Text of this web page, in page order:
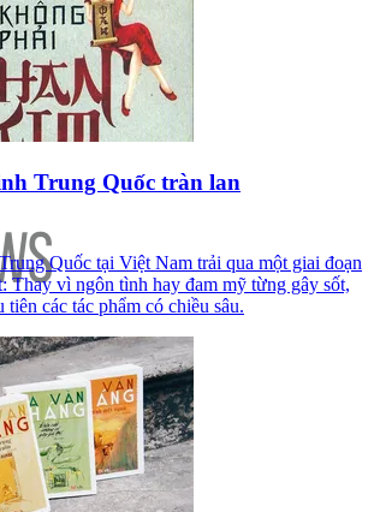
Trung Quốc tràn lan
Quốc tại Việt Nam trải qua một giai đoạn
Thay vì ngôn tình hay đam mỹ từng gây sốt,
các tác phẩm có chiều sâu.